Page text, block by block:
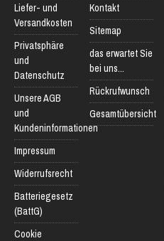
Liefer- und
Versandkosten
Privatsphäre
und
Datenschutz
Unsere AGB
und
Kundeninformationen
Impressum
Widerrufsrecht
Batteriegesetz
(BattG)
Cookie
Kontakt
Sitemap
das erwartet Sie
bei uns...
Rückrufwunsch
Gesamtübersicht